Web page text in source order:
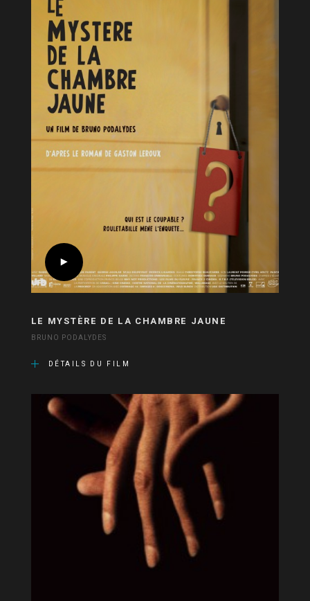
LE MYSTÈRE DE LA CHAMBRE JAUNE
BRUNO PODALYDES
DÉTAILS DU FILM